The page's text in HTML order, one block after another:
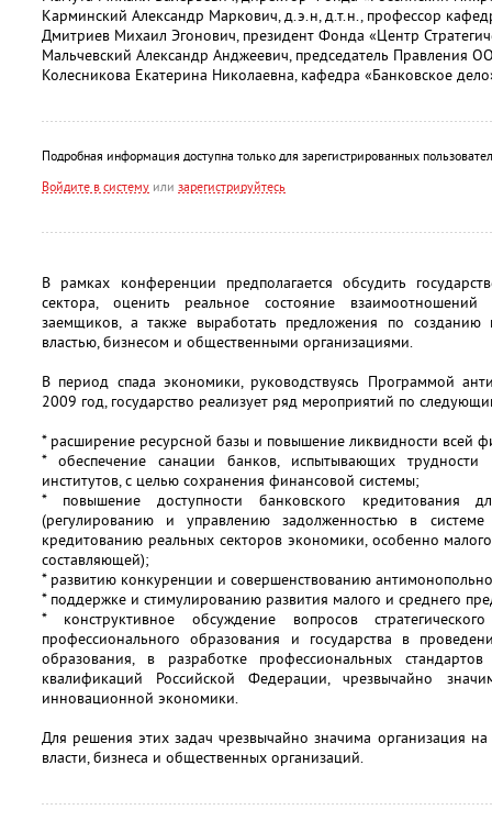
Карминский Александр Маркович, д.э.н, д.т.н., профессор
Дмитриев Михаил Эгонович, президент Фонда «Центр
Мальчевский Александр Анджеевич, председатель Правления
Колесникова Екатерина Николаевна, кафедра «Банковское
Подробная информация доступна только для зарегистрированных
Войдите в систему или зарегистрируйтесь
В рамках конференции предполагается обсудить
сектора, оценить реальное состояние
заемщиков, а также выработать предложения по cозданию
властью, бизнесом и общественными организациями.
В период спада экономики, руководствуясь Программой
2009 год, государство реализует ряд мероприятий по
* расширение ресурсной базы и повышение ликвидности всей
* обеспечение санации банков, испытывающих
институтов, с целью сохранения финансовой системы;
* повышение доступности банковского кредитования
(регулированию и управлению задолженностью в
кредитованию реальных секторов экономики, особенно
составляющей);
* развитию конкуренции и совершенствованию
* поддержке и стимулированию развития малого и среднего
* конструктивное обсуждение вопросов
профессионального образования и государства в
образования, в разработке профессиональных
квалификаций Российской Федерации, чрезвычайно
инновационной экономики.
Для решения этих задач чрезвычайно значима организация
власти, бизнеса и общественных организаций.